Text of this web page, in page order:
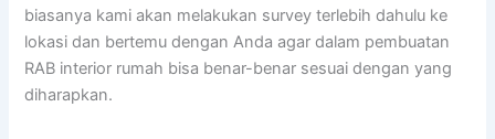
biasanya kami akan melakukan survey terlebih dahulu ke
lokasi dan bertemu dengan Anda agar dalam pembuatan
RAB interior rumah bisa benar-benar sesuai dengan yang
diharapkan.